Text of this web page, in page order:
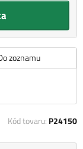
zoznamu
Kód tovaru: P24150